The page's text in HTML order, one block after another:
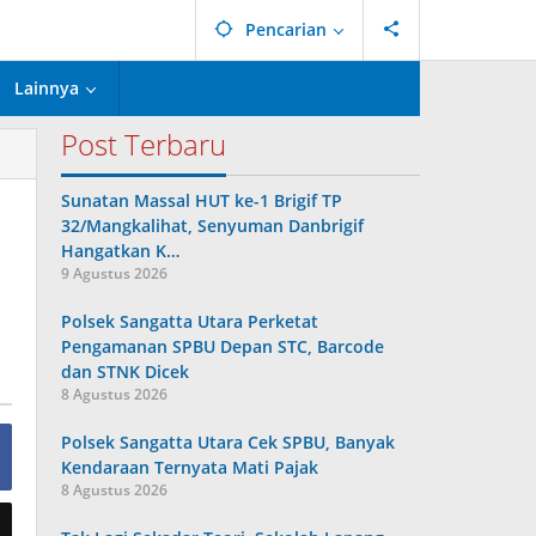
Pencarian
Lainnya
Post Terbaru
Sunatan Massal HUT ke-1 Brigif TP
32/Mangkalihat, Senyuman Danbrigif
Hangatkan K…
9 Agustus 2026
Polsek Sangatta Utara Perketat
Pengamanan SPBU Depan STC, Barcode
dan STNK Dicek
8 Agustus 2026
Polsek Sangatta Utara Cek SPBU, Banyak
Kendaraan Ternyata Mati Pajak
8 Agustus 2026